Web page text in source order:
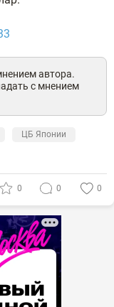
автора.
с мнением
ЦБ Японии
0 0 0